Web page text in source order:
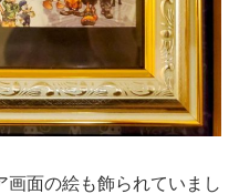
面の絵も飾られていまし